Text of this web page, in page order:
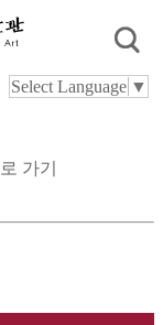
가기
Select Language ▼